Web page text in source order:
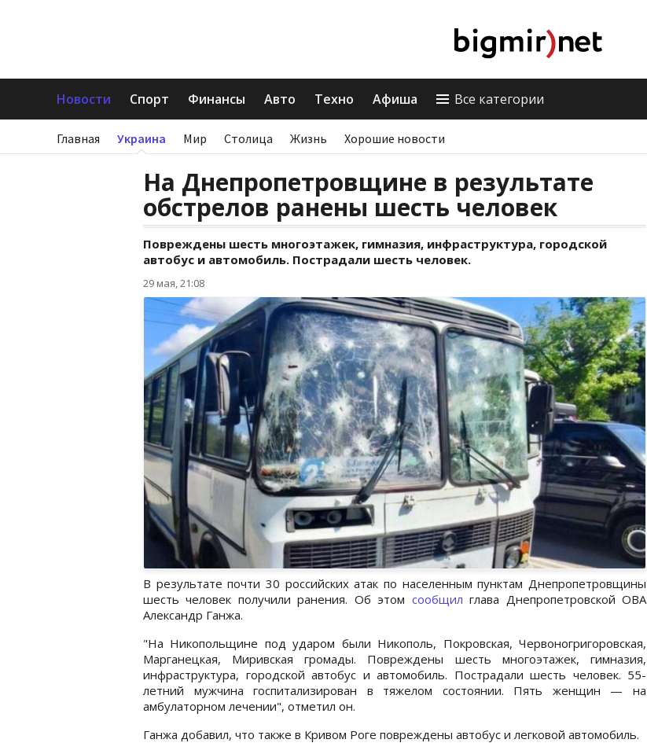
Новости Спорт Финансы Авто Техно Афиша Все категории
Главная Украина Мир Столица Жизнь Хорошие новости
На Днепропетровщине в результате
обстрелов ранены шесть человек
Повреждены шесть многоэтажек, гимназия, инфраструктура, городской
автобус и автомобиль. Пострадали шесть человек.
29 мая, 21:08
В результате почти 30 российских атак по населенным пунктам Днепропетровщины
шесть человек получили ранения. Об этом сообщил глава Днепропетровской ОВА
Александр Ганжа.
"На Никопольщине под ударом были Никополь, Покровская, Червоногригоровская,
Марганецкая, Миривская громады. Повреждены шесть многоэтажек, гимназия,
инфраструктура, городской автобус и автомобиль. Пострадали шесть человек. 55-
летний мужчина госпитализирован в тяжелом состоянии. Пять женщин — на
амбулаторном лечении", отметил он.
Ганжа добавил, что также в Кривом Роге повреждены автобус и легковой автомобиль.